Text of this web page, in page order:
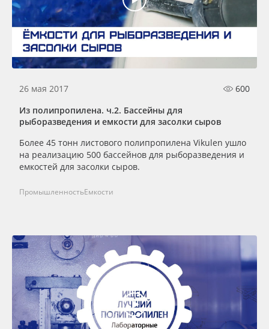
Oracal 641
Orajet 3640
ПЭТ листовой
ПЭТ бэклит
Вспененный ПВХ
Заготовки для сувениров
26 мая 2017
600
Из полипропилена. ч.2. Бассейны для
рыборазведения и емкости для засолки сыров
Более 45 тонн листового полипропилена Vikulen ушло
на реализацию 500 бассейнов для рыборазведения и
емкостей для засолки сыров.
ПромышленностьЕмкости